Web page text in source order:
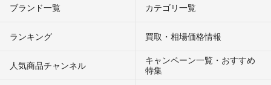
ブランド一覧 カテゴリ一覧
ランキング 買取・相場価格情報
人気商品チャンネル
キャンペーン一覧・おすすめ
特集